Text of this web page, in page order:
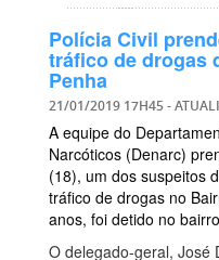
Polícia Civil
tráfico de drogas
Penha
21/01/2019 17H45-
A equipe do
Narcóticos (Denarc)
(18), um dos suspeitos
tráfico de drogas no
anos, foi detido no
O delegado-geral, José